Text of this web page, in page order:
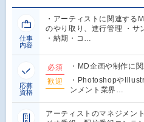
仕事
内容
・アーティストに関連する
のやり取り、進行管理 ・サ
・納期・コ…
応募
資格
必須
・MD企画や制作に
歓迎
・Photoshopや
ンメント業界…
アーティストのマネジメン